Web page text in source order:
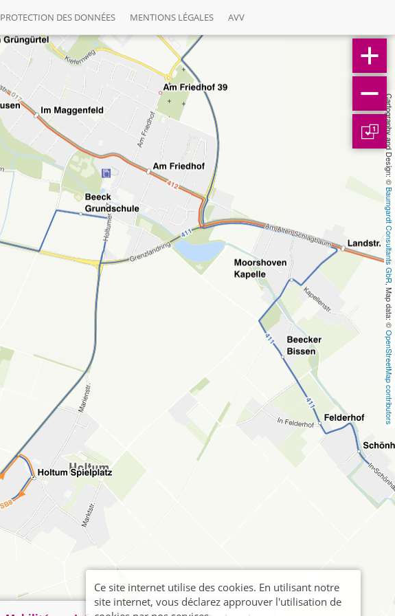
PROTECTION DES DONNÉES MENTIONS LÉGALES AVV
Cartography and Design: ©
Baumgardt Consultants GbR
, Map data: ©
OpenStreetMap contributors
1
Ce site internet utilise des cookies. En utilisant notre
site internet, vous déclarez approuver l'utilisation de